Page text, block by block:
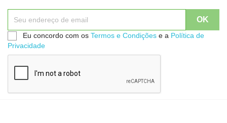
Eu concordo com os Termos e Condições e a Política de
Privacidade